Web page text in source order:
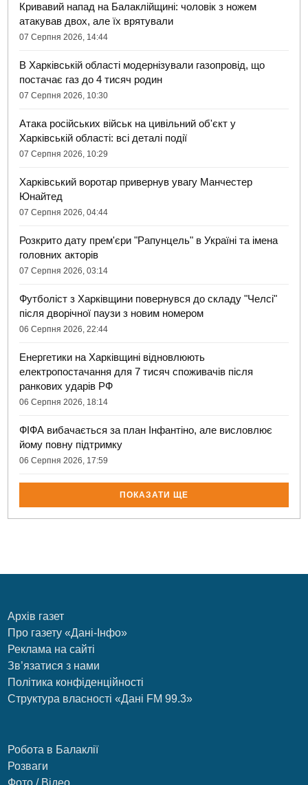
Кривавий напад на Балаклійщині: чоловік з ножем
атакував двох, але їх врятували
07 Серпня 2026, 14:44
В Харківській області модернізували газопровід, що
постачає газ до 4 тисяч родин
07 Серпня 2026, 10:30
Атака російських військ на цивільний об'єкт у
Харківській області: всі деталі події
07 Серпня 2026, 10:29
Харківський воротар привернув увагу Манчестер
Юнайтед
07 Серпня 2026, 04:44
Розкрито дату прем'єри "Рапунцель" в Україні та імена
головних акторів
07 Серпня 2026, 03:14
Футболіст з Харківщини повернувся до складу "Челсі"
після дворічної паузи з новим номером
06 Серпня 2026, 22:44
Енергетики на Харківщині відновлюють
електропостачання для 7 тисяч споживачів після
ранкових ударів РФ
06 Серпня 2026, 18:14
ФІФА вибачається за план Інфантіно, але висловлює
йому повну підтримку
06 Серпня 2026, 17:59
ПОКАЗАТИ ЩЕ
Архів газет
Про газету «Дані-Інфо»
Реклама на сайті
Зв’язатися з нами
Політика конфіденційності
Структура власності «Дані FM 99.3»
Робота в Балаклії
Розваги